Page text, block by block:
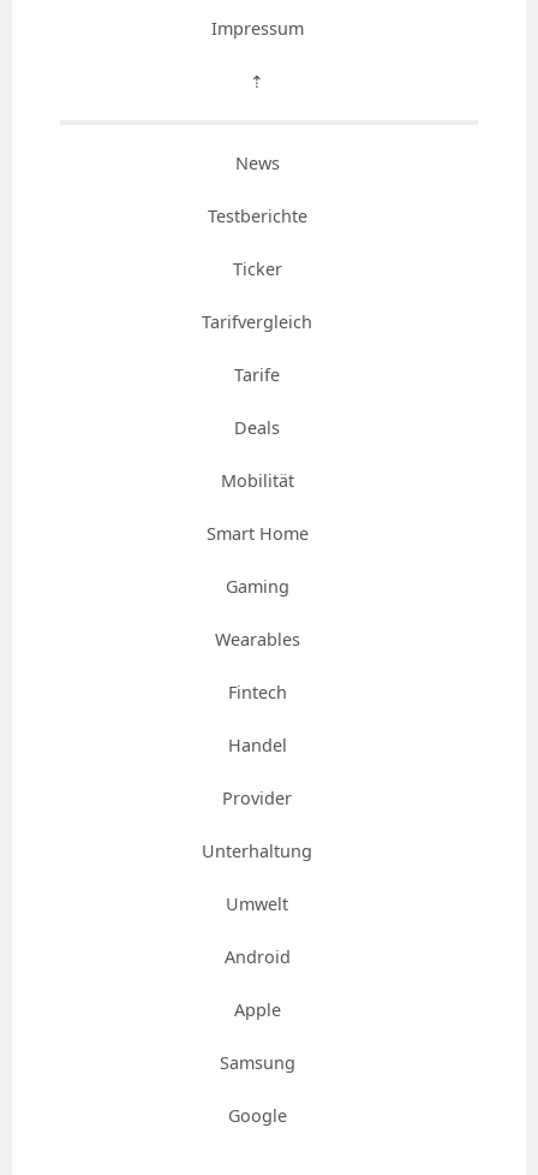
Impressum
⇡
News
Testberichte
Ticker
Tarifvergleich
Tarife
Deals
Mobilität
Smart Home
Gaming
Wearables
Fintech
Handel
Provider
Unterhaltung
Umwelt
Android
Apple
Samsung
Google